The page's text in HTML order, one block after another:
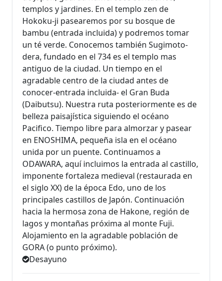
templos y jardines. En el templo zen de
Hokoku-ji pasearemos por su bosque de
bambu (entrada incluida) y podremos tomar
un té verde. Conocemos también Sugimoto-
dera, fundado en el 734 es el templo mas
antiguo de la ciudad. Un tiempo en el
agradable centro de la ciudad antes de
conocer-entrada incluida- el Gran Buda
(Daibutsu). Nuestra ruta posteriormente es de
belleza paisajística siguiendo el océano
Pacifico. Tiempo libre para almorzar y pasear
en ENOSHIMA, pequeña isla en el océano
unida por un puente. Continuamos a
ODAWARA, aquí incluimos la entrada al castillo,
imponente fortaleza medieval (restaurada en
el siglo XX) de la época Edo, uno de los
principales castillos de Japón. Continuación
hacia la hermosa zona de Hakone, región de
lagos y montañas próxima al monte Fuji.
Alojamiento en la agradable población de
GORA (o punto próximo).
Desayuno